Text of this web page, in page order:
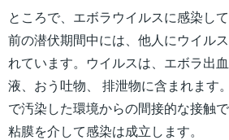
ところで、エボラウイルスに感染し
前の潜伏期間中には、他人にウイル
れています。ウイルスは、エボラ出
液、おう吐物、 排泄物に含まれます
で汚染した環境からの間接的な接触
粘膜を介して感染は成立します。